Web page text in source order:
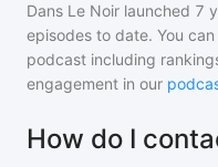
Dans Le Noir launched 7
episodes to date. You
podcast including
engagement in our
How do I